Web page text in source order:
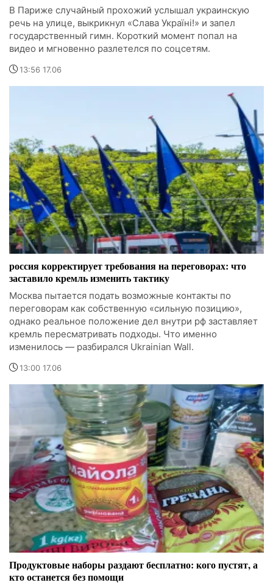
В Париже случайный прохожий услышал украинскую
речь на улице, выкрикнул «Слава Україні!» и запел
государственный гимн. Короткий момент попал на
видео и мгновенно разлетелся по соцсетям.
13:56 17.06
россия корректирует требования на переговорах: что
заставило кремль изменить тактику
Москва пытается подать возможные контакты по
переговорам как собственную «сильную позицию»,
однако реальное положение дел внутри рф заставляет
кремль пересматривать подходы. Что именно
изменилось — разбирался Ukrainian Wall.
13:00 17.06
Продуктовые наборы раздают бесплатно: кого пустят, а
кто останется без помощи